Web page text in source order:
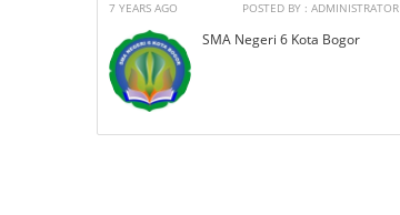
7 YEARS AGO POSTED BY : ADMINISTRATOR
SMA Negeri 6 Kota Bogor